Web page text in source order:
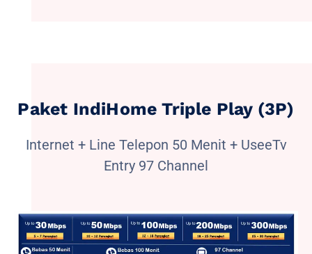
Paket IndiHome Triple Play (3P)
Internet + Line Telepon 50 Menit + UseeTv
Entry 97 Channel